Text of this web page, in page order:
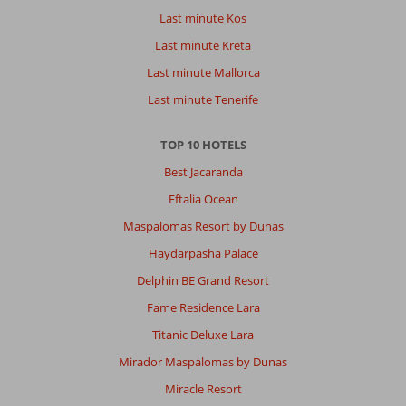
Last minute Kos
Last minute Kreta
Last minute Mallorca
Last minute Tenerife
TOP 10 HOTELS
Best Jacaranda
Eftalia Ocean
Maspalomas Resort by Dunas
Haydarpasha Palace
Delphin BE Grand Resort
Fame Residence Lara
Titanic Deluxe Lara
Mirador Maspalomas by Dunas
Miracle Resort